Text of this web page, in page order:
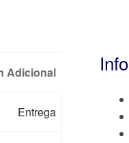
Adicional
Entrega